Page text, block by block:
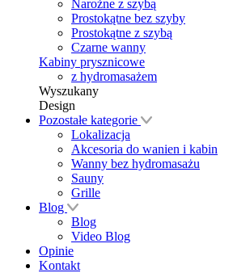
Narożne z szybą
Prostokątne bez szyby
Prostokątne z szybą
Czarne wanny
Kabiny prysznicowe
z hydromasażem
Wyszukany
Design
Pozostałe kategorie
Lokalizacja
Akcesoria do wanien i kabin
Wanny bez hydromasażu
Sauny
Grille
Blog
Blog
Video Blog
Opinie
Kontakt